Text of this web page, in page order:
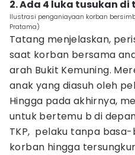
2. Ada 4 luka tusukan di
Ilustrasi penganiayaan korban
Pratama)
Tatang menjelaskan,
saat korban bersama
arah Bukit Kemuning.
anak yang diasuh oleh
Hingga pada akhirnya,
untuk bertemu b di
TKP, pelaku tanpa
korban hingga